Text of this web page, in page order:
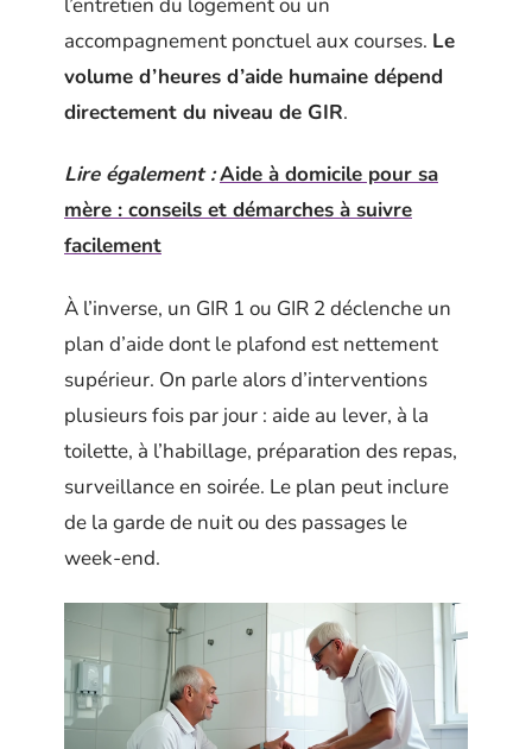
accompagnement ponctuel aux courses. Le
volume d’heures d’aide humaine dépend
directement du niveau de GIR.
Lire également :Aide à domicile pour sa
mère : conseils et démarches à suivre
facilement
À l’inverse, un GIR 1 ou GIR 2 déclenche un
plan d’aide dont le plafond est nettement
supérieur. On parle alors d’interventions
plusieurs fois par jour : aide au lever, à la
toilette, à l’habillage, préparation des repas,
surveillance en soirée. Le plan peut inclure
de la garde de nuit ou des passages le
week-end.